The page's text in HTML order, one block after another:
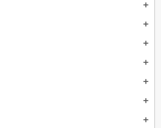
add
add
add
add
add
add
add